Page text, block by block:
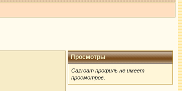
Просмотры
Cazroam профиль не имеет
просмотров.